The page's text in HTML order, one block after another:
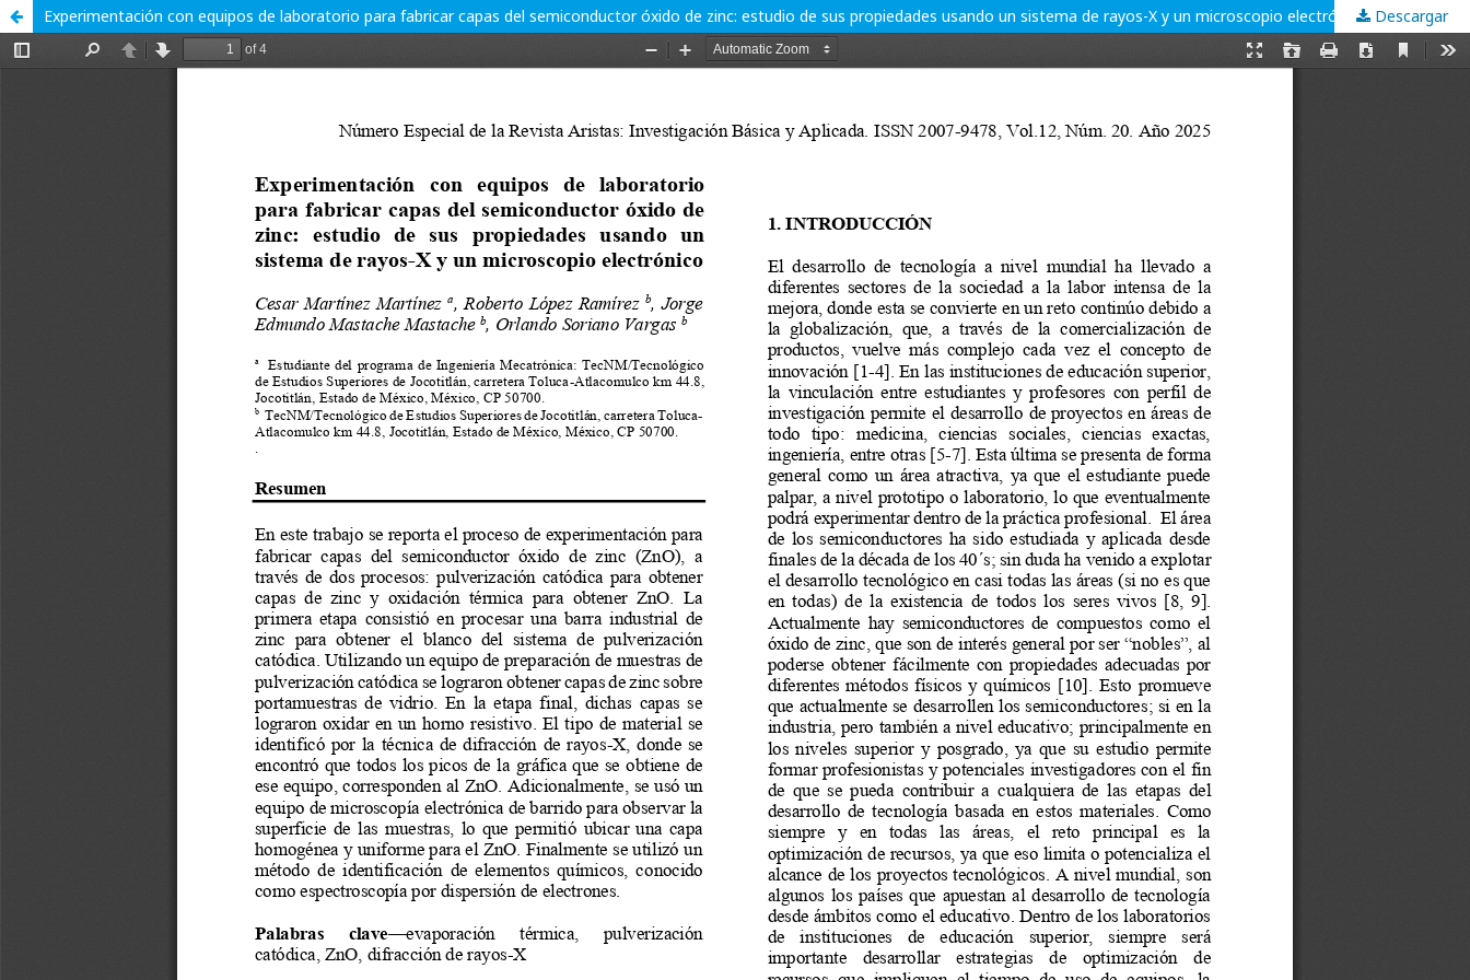
Experimentación con equipos de laboratorio para fabricar capas del semiconductor óxido de zinc: estudio de sus propiedades usando un sistema de rayos-X y un microscopio electrónico Descargar